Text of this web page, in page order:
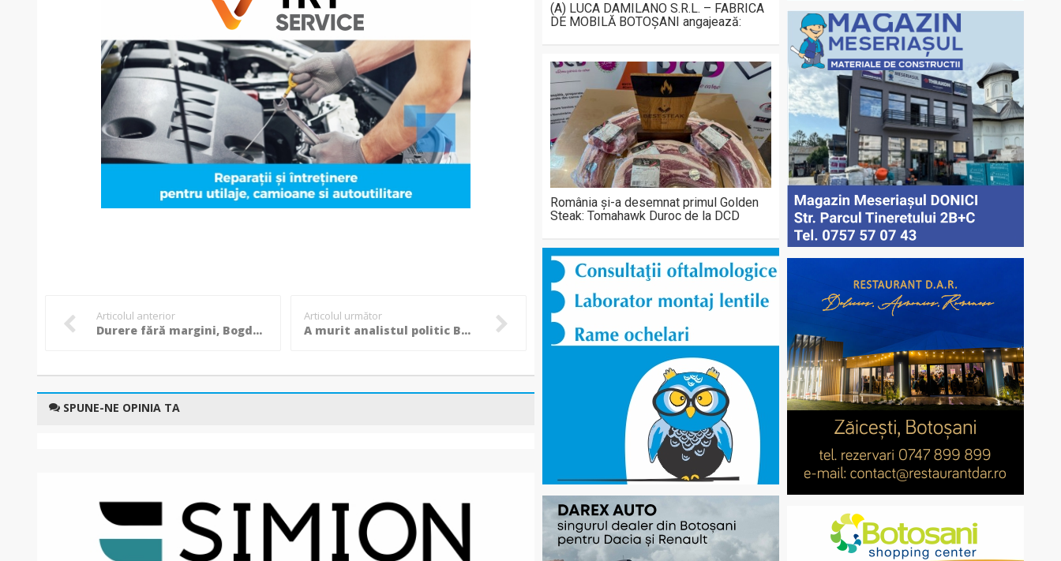
Articolul anterior
Durere fără margini, Bogdan a murit la doar 35 de ani. Viață sfârșită sub ochii tatălui său!
Articolul următor
A murit analistul politic Bogdan Teodorescu
SPUNE-NE OPINIA TA
(A) LUCA DAMILANO S.R.L. – FABRICA
DE MOBILĂ BOTOȘANI angajează:
România și-a desemnat primul Golden
Steak: Tomahawk Duroc de la DCD